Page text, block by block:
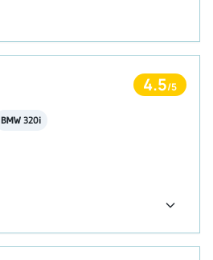
4.5/5
BMW 320i